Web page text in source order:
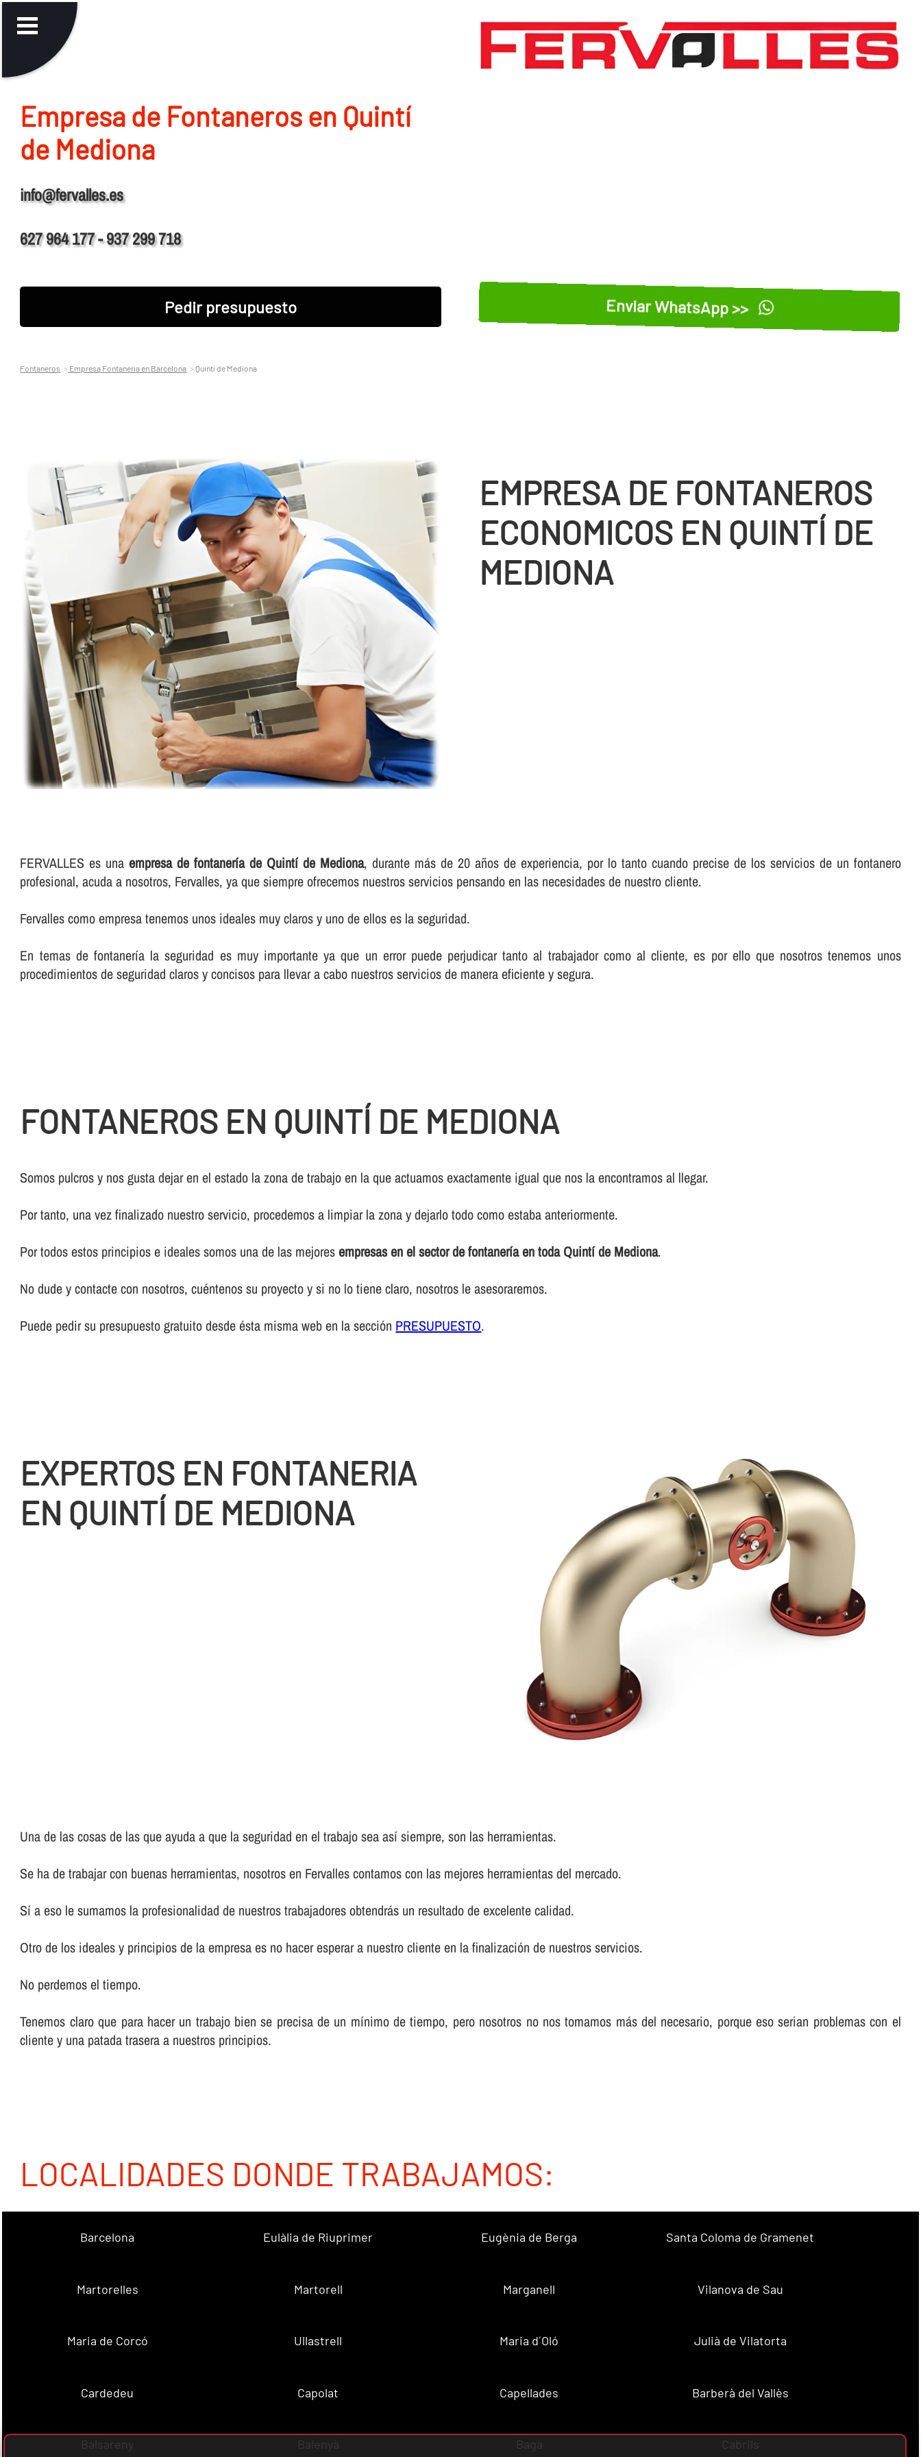
Empresa de Fontaneros en Quintí
de Mediona
info@fervalles.es
627 964 177 - 937 299 718
Pedir presupuesto Enviar WhatsApp >>
Fontaneros Empresa Fontaneria en Barcelona Quintí de Mediona
EMPRESA DE FONTANEROS
ECONOMICOS EN QUINTÍ DE
MEDIONA
FERVALLES es unaempresa de fontanerí­a de Quintí de Mediona, durante más de 20 años de experiencia, por lo tanto cuando precise de los servicios de un fontanero
profesional, acuda a nosotros, Fervalles, ya que siempre ofrecemos nuestros servicios pensando en las necesidades de nuestro cliente.
Fervalles como empresa tenemos unos ideales muy claros y uno de ellos es la seguridad.
En temas de fontanerí­a la seguridad es muy importante ya que un error puede perjudicar tanto al trabajador como al cliente, es por ello que nosotros tenemos unos
procedimientos de seguridad claros y concisos para llevar a cabo nuestros servicios de manera eficiente y segura.
FONTANEROS EN QUINTÍ DE MEDIONA
Somos pulcros y nos gusta dejar en el estado la zona de trabajo en la que actuamos exactamente igual que nos la encontramos al llegar.
Por tanto, una vez finalizado nuestro servicio, procedemos a limpiar la zona y dejarlo todo como estaba anteriormente.
Por todos estos principios e ideales somos una de las mejoresempresas en el sector de fontanerí­a en toda Quintí de Mediona.
No dude y contacte con nosotros, cuéntenos su proyecto y si no lo tiene claro, nosotros le asesoraremos.
Puede pedir su presupuesto gratuito desde ésta misma web en la sección PRESUPUESTO.
EXPERTOS EN FONTANERIA
EN QUINTÍ DE MEDIONA
Una de las cosas de las que ayuda a que la seguridad en el trabajo sea así­ siempre, son las herramientas.
Se ha de trabajar con buenas herramientas, nosotros en Fervalles contamos con las mejores herramientas del mercado.
Sí­ a eso le sumamos la profesionalidad de nuestros trabajadores obtendrás un resultado de excelente calidad.
Otro de los ideales y principios de la empresa es no hacer esperar a nuestro cliente en la finalización de nuestros servicios.
No perdemos el tiempo.
Tenemos claro que para hacer un trabajo bien se precisa de un mí­nimo de tiempo, pero nosotros no nos tomamos más del necesario, porque eso serian problemas con el
cliente y una patada trasera a nuestros principios.
LOCALIDADES DONDE TRABAJAMOS:
Barcelona Eulàlia de Riuprimer Eugènia de Berga Santa Coloma de Gramenet
Martorelles Martorell Marganell Vilanova de Sau
Maria de Corcó Ullastrell Maria d´Oló Julià de Vilatorta
Cardedeu Capolat Capellades Barberà del Vallès
Balsareny Balenyà Bagà Cabrils